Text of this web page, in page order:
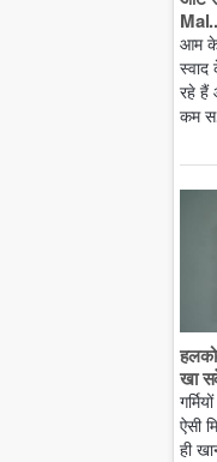
आम
रहे
कम
खा
ऐसी
ही